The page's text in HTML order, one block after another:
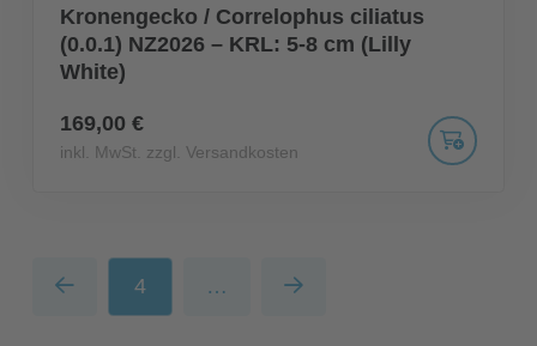
Kronengecko / Correlophus ciliatus
(0.0.1) NZ2026 – KRL: 5-8 cm (Lilly
White)
169,00 €
inkl. MwSt. zzgl. Versandkosten
Prev 4 … Next